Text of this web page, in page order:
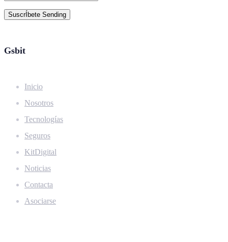
SuscrÍbete Sending
Gsbit
Inicio
Nosotros
Tecnologías
Seguros
KitDigital
Noticias
Contacta
Asociarse